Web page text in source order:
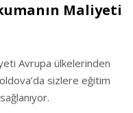
Maliyeti
Avrupa ülkelerinden
sizlere eğitim